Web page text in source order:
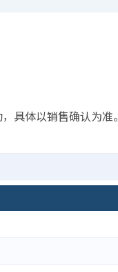
具体以销售确认为准。